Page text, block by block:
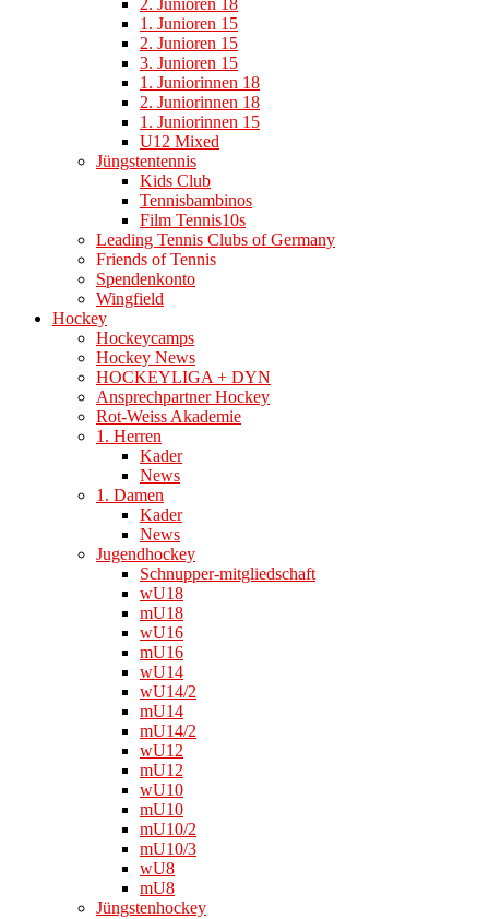
2. Junioren 18
1. Junioren 15
2. Junioren 15
3. Junioren 15
1. Juniorinnen 18
2. Juniorinnen 18
1. Juniorinnen 15
U12 Mixed
Jüngstentennis
Kids Club
Tennisbambinos
Film Tennis10s
Leading Tennis Clubs of Germany
Friends of Tennis
Spendenkonto
Wingfield
Hockey
Hockeycamps
Hockey News
HOCKEYLIGA + DYN
Ansprechpartner Hockey
Rot-Weiss Akademie
1. Herren
Kader
News
1. Damen
Kader
News
Jugendhockey
Schnupper-mitgliedschaft
wU18
mU18
wU16
mU16
wU14
wU14/2
mU14
mU14/2
wU12
mU12
wU10
mU10
mU10/2
mU10/3
wU8
mU8
Jüngstenhockey